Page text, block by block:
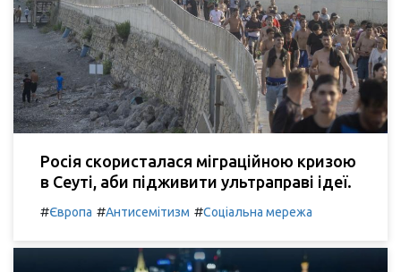
Росія скористалася міграційною кризою
в Сеуті, аби підживити ультраправі ідеї.
#Європа #Антисемітизм #Соціальна мережа